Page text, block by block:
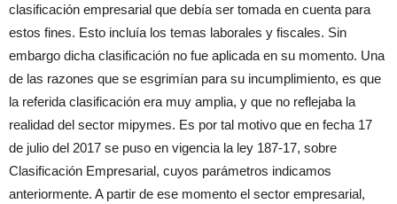
clasificación empresarial que debía ser tomada en cuenta para
estos fines. Esto incluía los temas laborales y fiscales. Sin
embargo dicha clasificación no fue aplicada en su momento. Una
de las razones que se esgrimían para su incumplimiento, es que
la referida clasificación era muy amplia, y que no reflejaba la
realidad del sector mipymes. Es por tal motivo que en fecha 17
de julio del 2017 se puso en vigencia la ley 187-17, sobre
Clasificación Empresarial, cuyos parámetros indicamos
anteriormente. A partir de ese momento el sector empresarial,